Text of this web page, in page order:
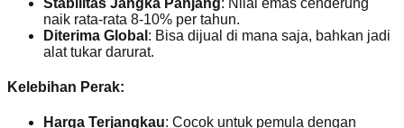
naik rata-rata 8-10% per tahun.
Diterima Global : Bisa dijual di mana saja, bahkan jadi
alat tukar darurat.
Kelebihan Perak:
Harga Terjangkau: Cocok untuk pemula dengan